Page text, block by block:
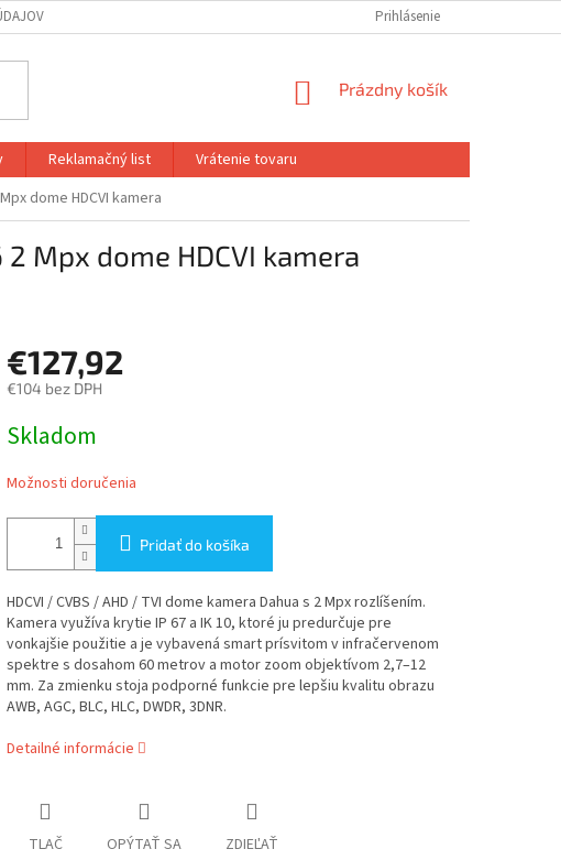
Prihlásenie
NÁKUPNÝ
Prázdny košík
Reklamačný list
Vrátenie tovaru
dome HDCVI kamera
Mpx dome HDCVI kamera
€127,92
€104 bez DPH
cena:
Skladom
Možnosti doručenia
Pridať do košíka
HDCVI / CVBS / AHD / TVI dome kamera Dahua s 2 Mpx rozlíšením.
Kamera využíva krytie IP 67 a IK 10, ktoré ju predurčuje pre
vonkajšie použitie a je vybavená smart prísvitom v infračervenom
spektre s dosahom 60 metrov a motor zoom objektívom 2,7–12
mm. Za zmienku stoja podporné funkcie pre lepšiu kvalitu obrazu
AWB, AGC, BLC, HLC, DWDR, 3DNR.
Detailné informácie
TLAČ OPÝTAŤ SA ZDIEĽAŤ